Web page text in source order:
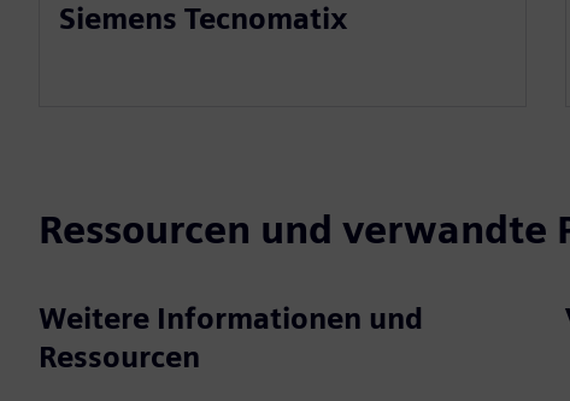
Siemens Tecnomatix
Ressourcen und verwandte
Weitere Informationen und
Ressourcen